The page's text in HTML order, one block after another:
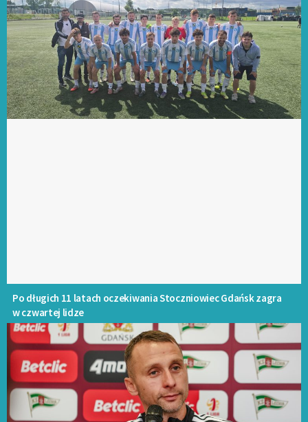
Po długich 11 latach oczekiwania Stoczniowiec Gdańsk zagra
w czwartej lidze